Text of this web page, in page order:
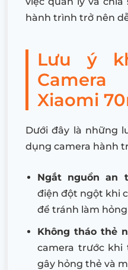
hành trình trở nên
Lưu ý
Xiaomi
Dưới đây là những
dụng camera hành
Ngắt nguồn an
điện đột ngột khi
để tránh làm
Không tháo thẻ
camera trước
gây hỏng thẻ và